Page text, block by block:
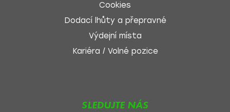
Cookies
Dodací lhůty a přepravné
Výdejní místa
Kariéra / Volné pozice
SLEDUJTE NÁS